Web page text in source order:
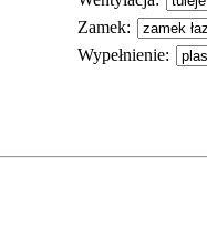
Zamek:
Wypełnienie: